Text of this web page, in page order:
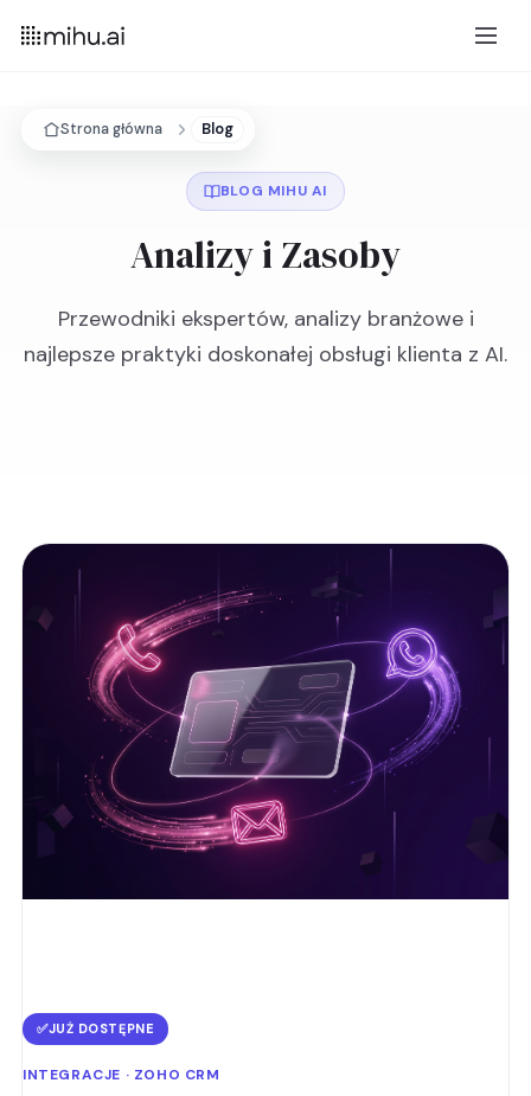
Strona główna Blog
BLOG MIHU AI
Analizy i Zasoby
Przewodniki ekspertów, analizy branżowe i
najlepsze praktyki doskonałej obsługi klienta z AI.
✅JUŻ DOSTĘPNE
INTEGRACJE · ZOHO CRM